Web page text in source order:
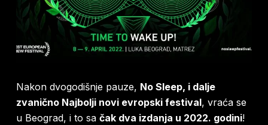
Nakon dvogodišnje pauze, No Sleep, i dalje
zvanično Najbolji novi evropski festival, vraća se
u Beograd, i to sa čak dva izdanja u 2022. godini!